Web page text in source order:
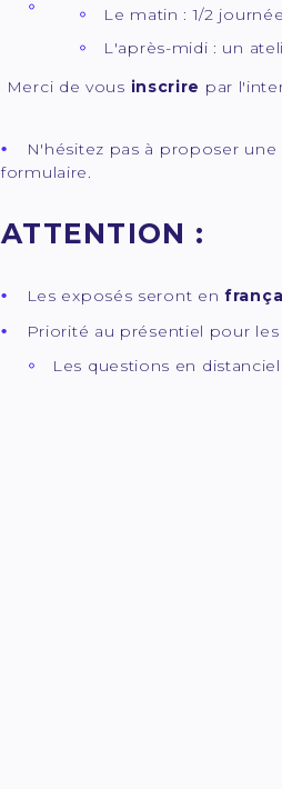
Le matin : 1/2
L'après-midi : un
Merci de vous inscrire par
N'hésitez pas à proposer
formulaire.
ATTENTION :
Les exposés seront en
Priorité au présentiel pour les
Les questions en